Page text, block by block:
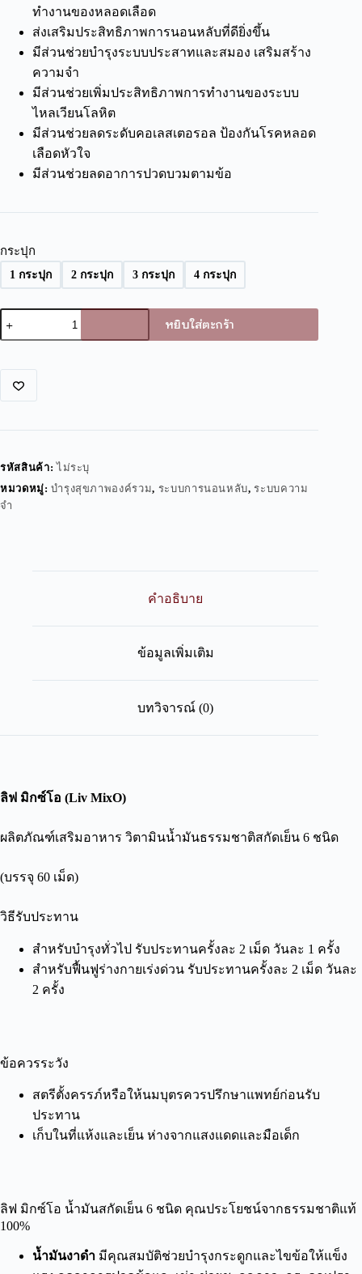
ทำงานของหลอดเลือด
ส่งเสริมประสิทธิภาพการนอนหลับที่ดียิ่งขึ้น
มีส่วนช่วยบำรุงระบบประสาทและสมอง เสริมสร้าง
ความจำ
มีส่วนช่วยเพิ่มประสิทธิภาพการทำงานของระบบ
ไหลเวียนโลหิต
มีส่วนช่วยลดระดับคอเลสเตอรอล ป้องกันโรคหลอด
เลือดหัวใจ
มีส่วนช่วยลดอาการปวดบวมตามข้อ
กระปุก
1 กระปุก 2 กระปุก 3 กระปุก 4 กระปุก
หยิบใส่ตะกร้า
i
e
:
รหัสสินค้า:ไม่ระบุ
หมวดหมู่:บำรุงสุขภาพองค์รวม, ระบบการนอนหลับ,ระบบความ
จำ
คำอธิบาย
ข้อมูลเพิ่มเติม
บทวิจารณ์ (0)
ลิฟ มิกซ์โอ (Liv MixO)
ผลิตภัณฑ์เสริมอาหาร วิตามินน้ำมันธรรมชาติสกัดเย็น 6 ชนิด
(บรรจุ 60 เม็ด)
วิธีรับประทาน
สำหรับบำรุงทั่วไป รับประทานครั้งละ 2 เม็ด วันละ 1 ครั้ง
สำหรับฟื้นฟูร่างกายเร่งด่วน รับประทานครั้งละ 2 เม็ด วันละ
2 ครั้ง
ข้อควรระวัง
สตรีตั้งครรภ์หรือให้นมบุตรควรปรึกษาแพทย์ก่อนรับ
ประทาน
เก็บในที่แห้งและเย็น ห่างจากแสงแดดและมือเด็ก
ลิฟ มิกซ์โอ น้ำมันสกัดเย็น 6 ชนิด คุณประโยชน์จากธรรมชาติแท้
100%
น้ำมันงาดำ มีคุณสมบัติช่วยบำรุงกระดูกและไขข้อให้แข็ง